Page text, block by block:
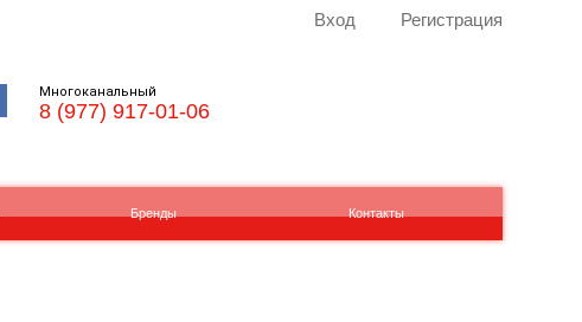
Вход Регистрация
Многоканальный
8 (977) 917-01-06
Бренды Контакты